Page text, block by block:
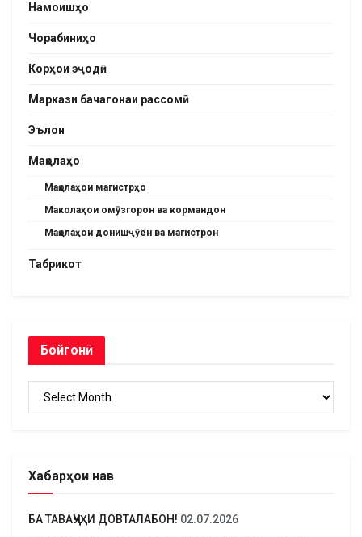
Намоишҳо
Чорабиниҳо
Корҳои эҷодӣ
Маркази бачагонаи рассомӣ
Эълон
Мақолаҳо
Мақолаҳои магистрҳо
Маколаҳои омӯзгорон ва кормандон
Мақолаҳои донишҷӯён ва магистрон
Табрикот
Бойгонӣ
Бойгонӣ
Хабарҳои нав
БА ТАВАҶҶУҲИ ДОВТАЛАБОН! 02.07.2026